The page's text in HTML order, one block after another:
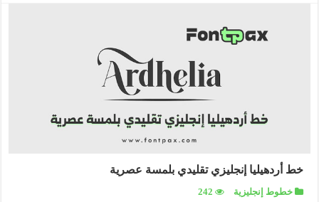
خط أردهيليا إنجليزي تقليدي بلمسة عصرية
خطوط إنجليزية 242